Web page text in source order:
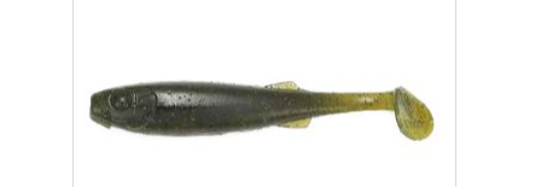
www.bassstoreitaly.com, dem größten Marktplatz für
Angelausrüstung für Lurefishing und Bassfishing in Europa.